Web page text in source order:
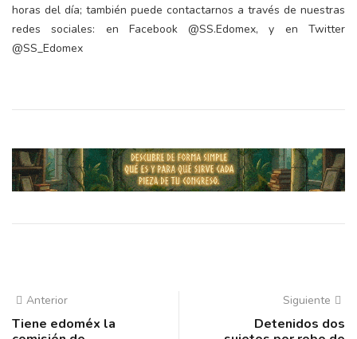
horas del día; también puede contactarnos a través de nuestras
redes sociales: en Facebook @SS.Edomex, y en Twitter
@SS_Edomex
Anterior
Tiene edoméx la
Siguiente
Detenidos dos